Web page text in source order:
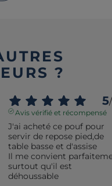
?
5/
Avis vérifié et récompensé
J'ai acheté ce pouf pour
servir de repose pied,de
table basse et d'assise
Il me convient
surtout qu'il est
déhoussable